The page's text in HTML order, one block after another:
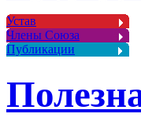
Устав
Члены Союза
Публикации